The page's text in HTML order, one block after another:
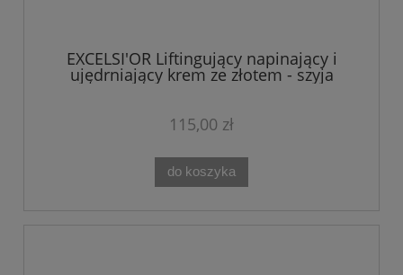
EXCELSI'OR Liftingujący napinający i
ujędrniający krem ze złotem - szyja
dekolt 50 ml Theo Marvee
115,00 zł
do koszyka